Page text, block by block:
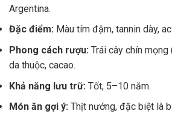
Argentina.
Đặc điểm: Màu tím đậm, tannin dày,
Phong cách rượu: Trái cây chín
da thuộc, cacao.
Khả năng lưu trữ: Tốt, 5–10 năm.
Món ăn gợi ý: Thịt nướng, đặc biệt là